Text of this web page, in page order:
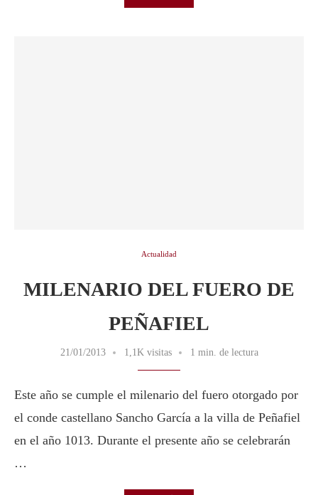
Actualidad
MILENARIO DEL FUERO DE
PEÑAFIEL
21/01/2013 1,1K visitas 1 min. de lectura
Este año se cumple el milenario del fuero otorgado por
el conde castellano Sancho García a la villa de Peñafiel
en el año 1013. Durante el presente año se celebrarán
…